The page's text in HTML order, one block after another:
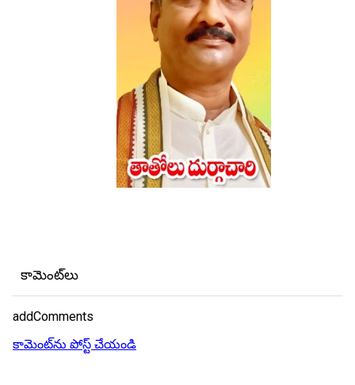
కామెంట్‌లు
addComments
కామెంట్‌ను పోస్ట్ చేయండి